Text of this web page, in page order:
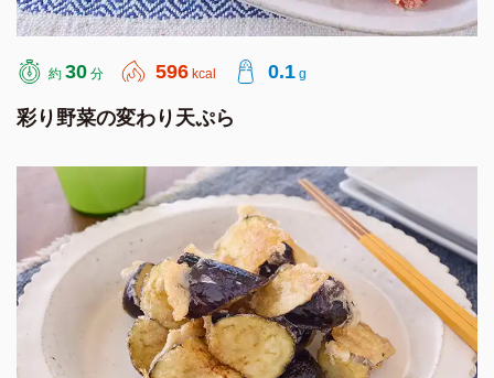
約 30 分 596 kcal 0.1 g
彩り野菜の変わり天ぷら